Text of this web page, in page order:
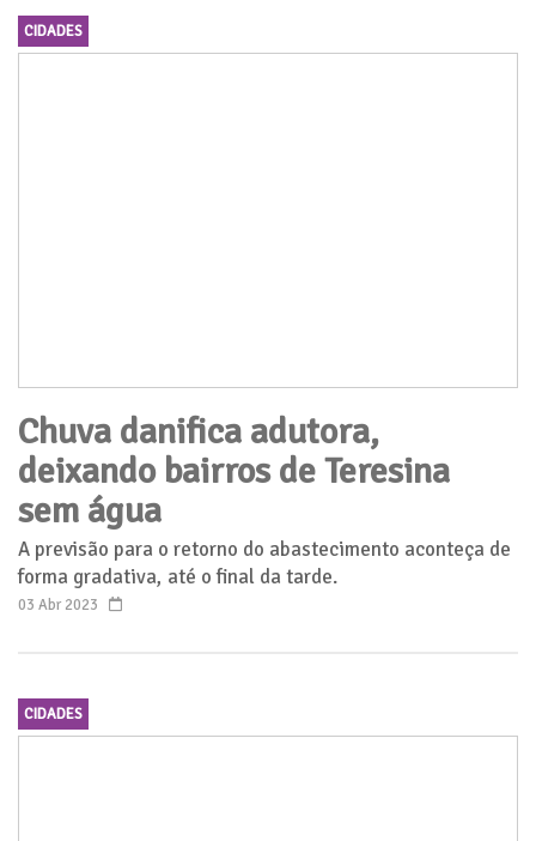
CIDADES
Chuva danifica adutora,
deixando bairros de Teresina
sem água
A previsão para o retorno do abastecimento aconteça de
forma gradativa, até o final da tarde.
03 Abr 2023
CIDADES